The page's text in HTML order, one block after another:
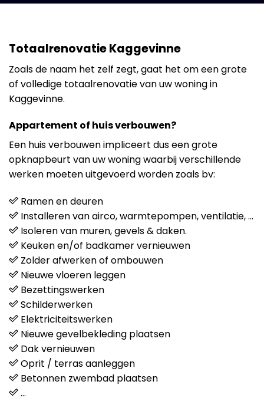
Totaalrenovatie Kaggevinne
Zoals de naam het zelf zegt, gaat het om een grote
of volledige totaalrenovatie van uw woning in
Kaggevinne.
Appartement of huis verbouwen?
Een huis verbouwen impliceert dus een grote
opknapbeurt van uw woning waarbij verschillende
werken moeten uitgevoerd worden zoals bv:
Ramen en deuren
Installeren van airco, warmtepompen, ventilatie, …
Isoleren van muren, gevels & daken.
Keuken en/of badkamer vernieuwen
Zolder afwerken of ombouwen
Nieuwe vloeren leggen
Bezettingswerken
Schilderwerken
Elektriciteitswerken
Nieuwe gevelbekleding plaatsen
Dak vernieuwen
Oprit / terras aanleggen
Betonnen zwembad plaatsen
…